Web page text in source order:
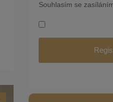
Souhlasím se